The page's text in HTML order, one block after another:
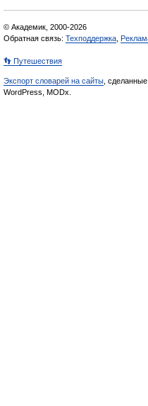
© Академик, 2000-2026
Обратная связь: Техподдержка
👣 Путешествия
Экспорт словарей на сайты ,
WordPress, MODx.